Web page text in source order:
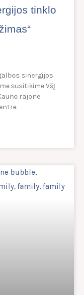
tinklo
sinergijos
susitikime VšĮ
rajone.